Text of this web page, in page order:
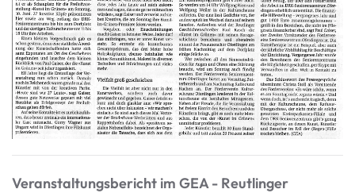
Veranstaltungsbericht im GEA - Reutlinger